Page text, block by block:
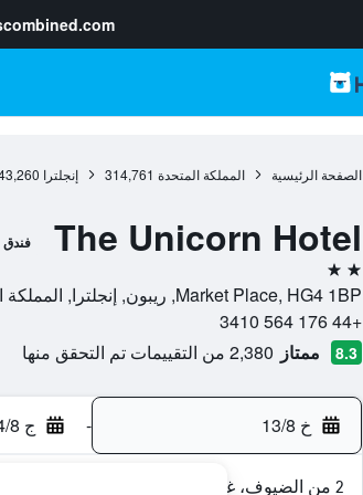
الصفحة الرئيسية المملكة المتحدة 314,761 إنجلترا
The Unicorn Hotel فندق
2 نجمتين
Market Place, HG4 1BP, ريبون, إنجلترا, المملكة المتحدة
+44 176 564 3410
8.3 ممتاز 2,380 من التقييمات تم التحقق منها
خ 13/8 - ج 14/8
2 من الضيوف، غرفة واحدة